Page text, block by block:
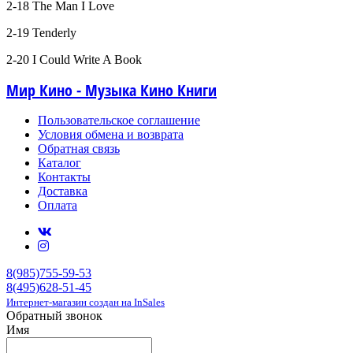
2-18 The Man I Love
2-19 Tenderly
2-20 I Could Write A Book
Мир Кино - Музыка Кино Книги
Пользовательское соглашение
Условия обмена и возврата
Обратная связь
Каталог
Контакты
Доставка
Оплата
8(985)755-59-53
8(495)628-51-45
Интернет-магазин создан на InSales
Обратный звонок
Имя